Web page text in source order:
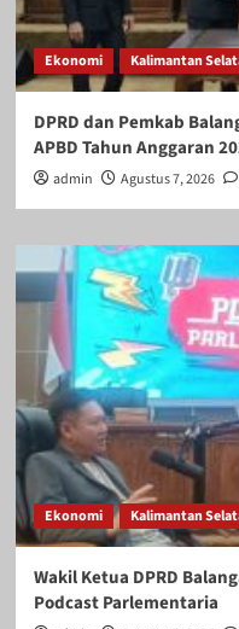
Ekonomi Kalimantan
DPRD dan Pemkab
APBD Tahun Anggaran
admin Agustus 7, 2026
Ekonomi Kalimantan
Wakil Ketua DPRD
Podcast Parlementaria